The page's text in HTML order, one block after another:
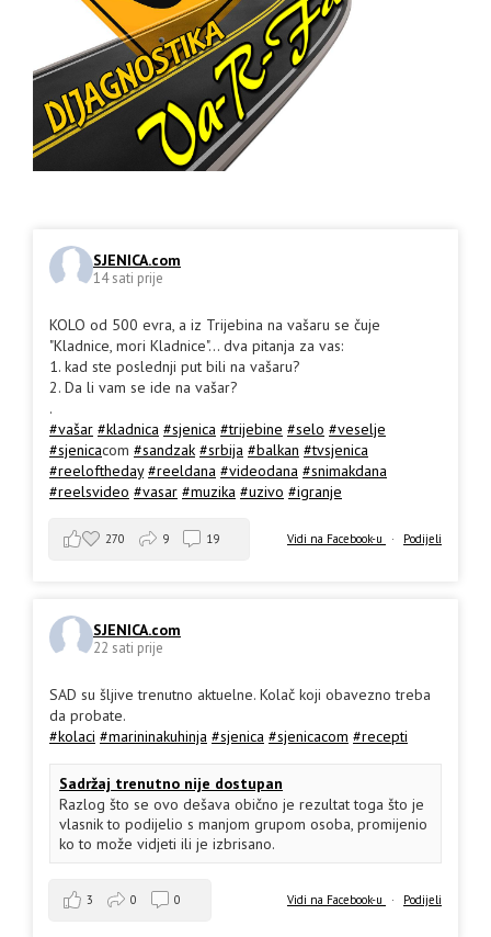
SJENICA.com
14 sati prije
KOLO od 500 evra, a iz Trijebina na vašaru se čuje
"Kladnice, mori Kladnice"... dva pitanja za vas:
1. kad ste poslednji put bili na vašaru?
2. Da li vam se ide na vašar?
.
#vašar #kladnica #sjenica #trijebine #selo #veselje
#sjenicacom #sandzak #srbija #balkan #tvsjenica
#reeloftheday #reeldana #videodana #snimakdana
#reelsvideo #vasar #muzika #uzivo #igranje
Vidi na Facebook-u · Podijeli
270 9 19
SJENICA.com
22 sati prije
SAD su šljive trenutno aktuelne. Kolač koji obavezno treba
da probate.
#kolaci #marininakuhinja #sjenica #sjenicacom #recepti
Sadržaj trenutno nije dostupan
Razlog što se ovo dešava obično je rezultat toga što je
vlasnik to podijelio s manjom grupom osoba, promijenio
ko to može vidjeti ili je izbrisano.
Vidi na Facebook-u · Podijeli
3 0 0